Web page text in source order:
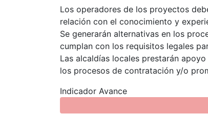
Los operadores de los proyectos
relación con el conocimiento y
Se generarán alternativas en los
cumplan con los requisitos legales
Las alcaldías locales prestarán
los procesos de contratación y/o
Indicador Avance